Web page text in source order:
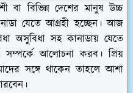
বা বিভিন্ন দেশের মানুষ উচ্চ
যেতে আগ্রহী হচ্ছেন। আজ
অসুবিধা সহ কানাডায় যেতে
আলোচনা করব। প্রিয়
সঙ্গে থাকেন তাহলে আশা